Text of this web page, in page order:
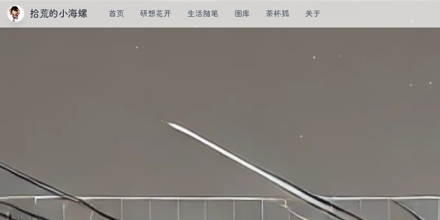
拾荒的小海螺 首页 研想花开 生活随笔 图库 茶杯狐 关于